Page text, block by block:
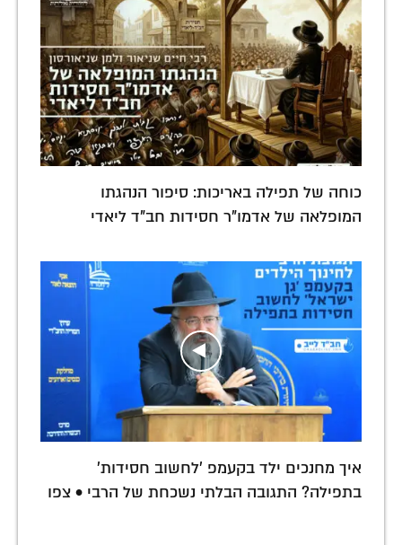
כוחה של תפילה באריכות: סיפור הנהגתו
המופלאה של אדמו"ר חסידות חב"ד ליאדי
איך מחנכים ילד בקעמפ 'לחשוב חסידות'
בתפילה? התגובה הבלתי נשכחת של הרבי • צפו